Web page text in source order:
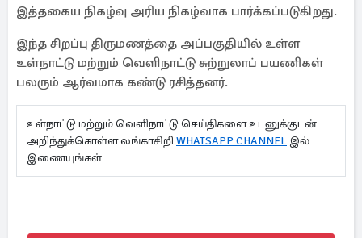
இத்தகைய நிகழ்வு அரிய நிகழ்வாக பார்க்கப்படுகிறது.
இந்த சிறப்பு திருமணத்தை அப்பகுதியில் உள்ள
உள்நாட்டு மற்றும் வெளிநாட்டு சுற்றுலாப் பயணிகள்
பலரும் ஆர்வமாக கண்டு ரசித்தனர்.
உள்நாட்டு மற்றும் வெளிநாட்டு செய்திகளை உடனுக்குடன்
அறிந்துக்கொள்ள லங்காசிறி WHATSAPP CHANNEL இல்
இணையுங்கள்